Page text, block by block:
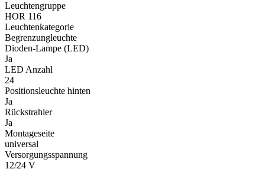
Leuchtengruppe
HOR 116
Leuchtenkategorie
Begrenzungleuchte
Dioden-Lampe (LED)
Ja
LED Anzahl
24
Positionsleuchte hinten
Ja
Rückstrahler
Ja
Montageseite
universal
Versorgungsspannung
12/24 V